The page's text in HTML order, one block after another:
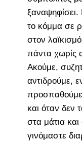
το κόμμα σε
στον
πάντα χωρίς
Ακούμε,
αντιδρούμε,
και όταν δεν
στα μάτια
γινόμαστε